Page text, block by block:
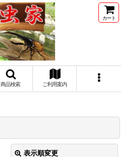
カート
商品検索 ご利用案内
表示順変更